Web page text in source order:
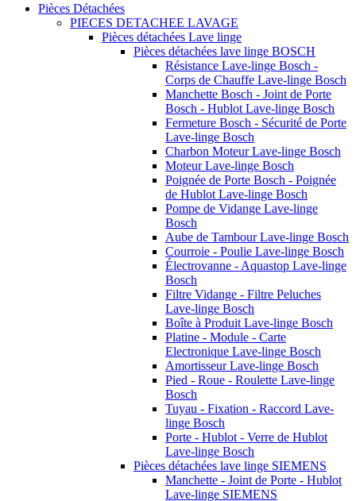
Pièces Détachées
PIECES DETACHEE LAVAGE
Pièces détachées Lave linge
Pièces détachées lave linge BOSCH
Résistance Lave-linge Bosch -
Corps de Chauffe Lave-linge Bosch
Manchette Bosch - Joint de Porte
Bosch - Hublot Lave-linge Bosch
Fermeture Bosch - Sécurité de Porte
Lave-linge Bosch
Charbon Moteur Lave-linge Bosch
Moteur Lave-linge Bosch
Poignée de Porte Bosch - Poignée
de Hublot Lave-linge Bosch
Pompe de Vidange Lave-linge
Bosch
Aube de Tambour Lave-linge Bosch
Courroie - Poulie Lave-linge Bosch
Électrovanne - Aquastop Lave-linge
Bosch
Filtre Vidange - Filtre Peluches
Lave-linge Bosch
Boîte à Produit Lave-linge Bosch
Platine - Module - Carte
Electronique Lave-linge Bosch
Amortisseur Lave-linge Bosch
Pied - Roue - Roulette Lave-linge
Bosch
Tuyau - Fixation - Raccord Lave-
linge Bosch
Porte - Hublot - Verre de Hublot
Lave-linge Bosch
Pièces détachées lave linge SIEMENS
Manchette - Joint de Porte - Hublot
Lave-linge SIEMENS